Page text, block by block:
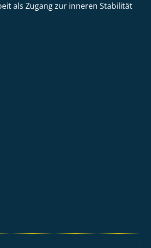
als Zugang zur inneren Stabilität